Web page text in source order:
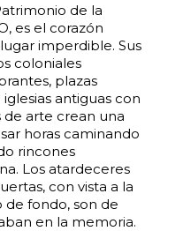
de la
es el corazón
imperdible. Sus
coloniales
plazas
antiguas con
de arte crean una
horas caminando
rincones
Los atardeceres
con vista a la
de fondo, son de
en la memoria.